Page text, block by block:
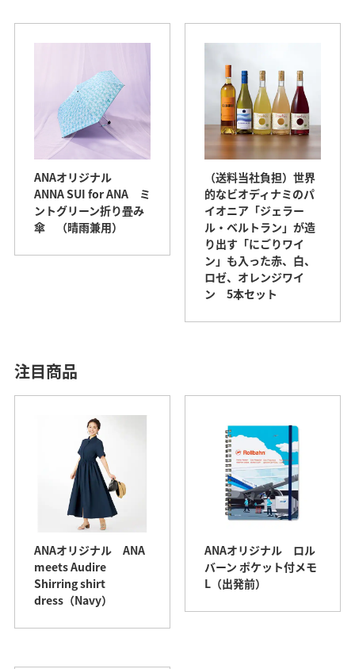
ANAオリジナル
ANNA SUI for ANA ミ
ントグリーン折り畳み
傘 （晴雨兼用）
（送料当社負担）世界
的なビオディナミのパ
イオニア「ジェラー
ル・ベルトラン」が造
り出す「にごりワイ
ン」も入った赤、白、
ロゼ、オレンジワイ
ン 5本セット
注目商品
ANAオリジナル ANA
meets Audire
Shirring shirt
dress（Navy）
ANAオリジナル ロル
バーン ポケット付メモ
L（出発前）